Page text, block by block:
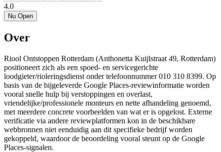
4.0
Nu Open
Over
Riool Ontstoppen Rotterdam (Anthonetta Kuijlstraat 49, Rotterdam)
positioneert zich als een spoed- en servicegerichte
loodgieter/rioleringsdienst onder telefoonnummer 010 310 8399. Op
basis van de bijgeleverde Google Places-reviewinformatie worden
vooral snelle hulp bij verstoppingen en overlast,
vriendelijke/professionele monteurs en nette afhandeling genoemd,
met meerdere concrete voorbeelden van wat er is opgelost. Externe
verificatie via andere reviewplatformen kon in de beschikbare
webbronnen niet eenduidig aan dit specifieke bedrijf worden
gekoppeld, waardoor de beoordeling vooral steunt op de Google
Places-signalen.